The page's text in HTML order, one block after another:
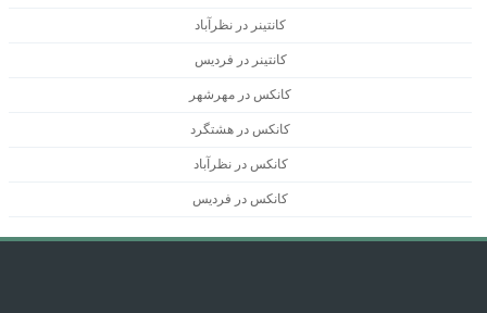
کانتینر در نظرآباد
کانتینر در فردیس
کانکس در مهرشهر
کانکس در هشتگرد
کانکس در نظرآباد
کانکس در فردیس